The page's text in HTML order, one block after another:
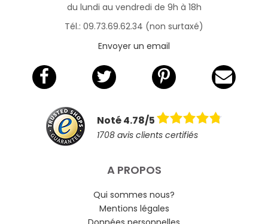
du lundi au vendredi de 9h à 18h
Tél.: 09.73.69.62.34 (non surtaxé)
Envoyer un email
Noté 4.78/5
1708 avis clients certifiés
A PROPOS
Qui sommes nous?
Mentions légales